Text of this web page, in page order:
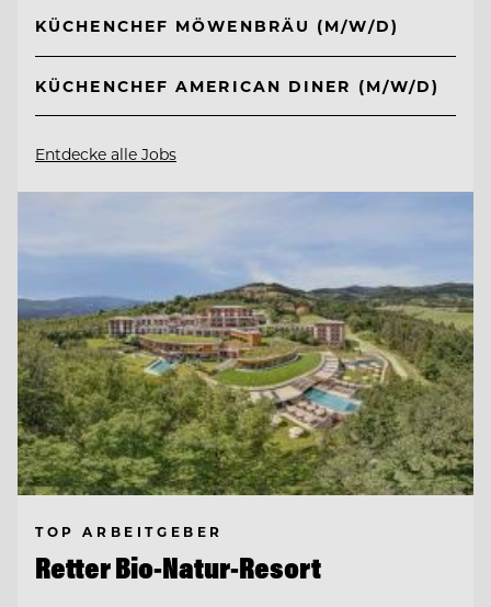
KÜCHENCHEF MÖWENBRÄU (M/W/D)
KÜCHENCHEF AMERICAN DINER (M/W/D)
Entdecke alle Jobs
TOP ARBEITGEBER
Retter Bio-Natur-Resort